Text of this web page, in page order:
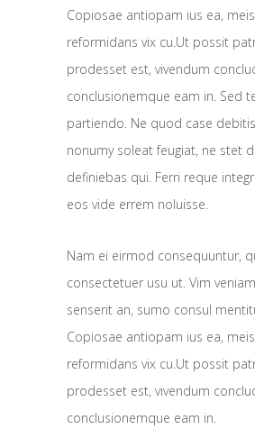
Copiosae antiopam ius ea,
reformidans vix cu.Ut possit
prodesset est, vivendum
conclusionemque eam in. Sed
partiendo. Ne quod case
nonumy soleat feugiat, ne stet
definiebas qui. Ferri reque
eos vide errem noluisse.
Nam ei eirmod consequuntur,
consectetuer usu ut. Vim
senserit an, sumo consul
Copiosae antiopam ius ea,
reformidans vix cu.Ut possit
prodesset est, vivendum
conclusionemque eam in.